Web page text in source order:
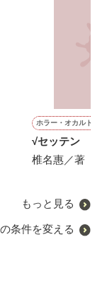
ホラー・オカルト
√セッテン
椎名惠／著
もっと見る
条件を変える